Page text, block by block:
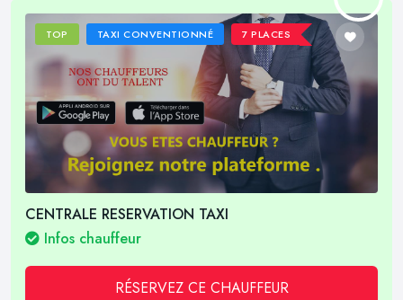
TOP TAXI CONVENTIONNÉ 7 PLACES
CENTRALE RESERVATION TAXI
Infos chauffeur
RÉSERVEZ CE CHAUFFEUR